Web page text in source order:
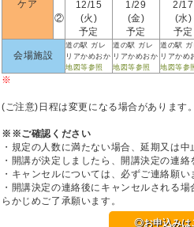
ケア
②
12/15
(火)
予定
1/29
(金)
予定
2/17
(水)
予定
会場施設
道の駅 ガレ
リアかめおか
地図等参照
道の駅 ガレ
リアかめおか
地図等参照
道の駅 ガ
リアかめ
地図等参
※
(ご注意)日程は変更になる場合があります。
※※ご確認ください
・規定の人数に満たない場合、延期又は中
・開講が決定しましたら、開講決定の連絡
・キャンセルについては、必ずご連絡願い
・開講決定の連絡後にキャンセルされる
らかじめご了承願います。
◎お申込みは